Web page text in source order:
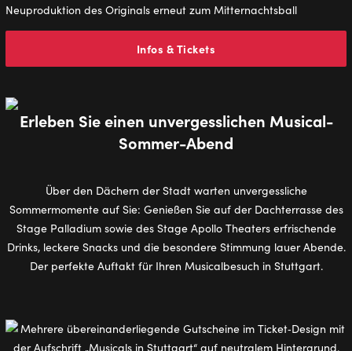
Neuproduktion des Originals erneut zum Mitternachtsball
Infos & Tickets
Erleben Sie einen unvergesslichen Musical-
Sommer-Abend
Über den Dächern der Stadt warten unvergessliche
Sommermomente auf Sie: Genießen Sie auf der Dachterrasse des
Stage Palladium sowie des Stage Apollo Theaters erfrischende
Drinks, leckere Snacks und die besondere Stimmung lauer Abende.
Der perfekte Auftakt für Ihren Musicalbesuch in Stuttgart.